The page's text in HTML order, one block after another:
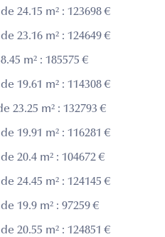
24.15 m² : 123698 €
23.16 m² : 124649 €
m² : 185575 €
19.61 m² : 114308 €
23.25 m² : 132793 €
19.91 m² : 116281 €
20.4 m² : 104672 €
24.45 m² : 124145 €
19.9 m² : 97259 €
20.55 m² : 124851 €